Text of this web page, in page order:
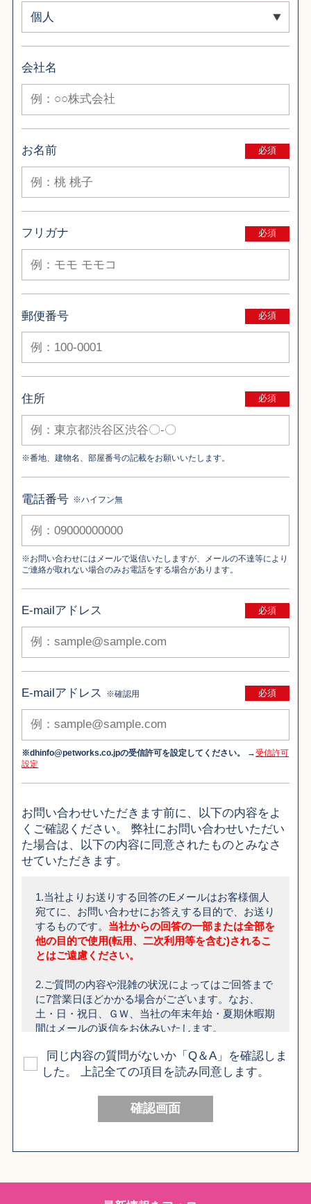
会社名
お名前 必須
フリガナ 必須
郵便番号 必須
住所 必須
※番地、建物名、部屋番号の記載をお願いいたします。
電話番号 ※ハイフン無
※お問い合わせにはメールで返信いたしますが、メールの不達等により
ご連絡が取れない場合のみお電話をする場合があります。
E-mailアドレス 必須
E-mailアドレス ※確認用 必須
※dhinfo@petworks.co.jpの受信許可を設定してください。 →受信許可
設定
お問い合わせいただきます前に、以下の内容をよ
くご確認ください。 弊社にお問い合わせいただい
た場合は、以下の内容に同意されたものとみなさ
せていただきます。
1.当社よりお送りする回答のEメールはお客様個人
宛てに、お問い合わせにお答えする目的で、お送り
するものです。 当社からの回答の一部または全部を
他の目的で使用(転用、二次利用等を含む)されるこ
とはご遠慮ください。
2.ご質問の内容や混雑の状況によってはご回答まで
に7営業日ほどかかる場合がございます。なお、
土・日・祝日、ＧＷ、当社の年末年始・夏期休暇期
間はメールの返信をお休みいたします。
3. 当社からEメールで回答がお届けできない場合
や、ご質問の内容によっては、お電話での確認をさ
4. ご質問内容によっては、お答えできない場合がご
同じ内容の質問がないか「Q＆A」を確認しま
した。 上記全ての項目を読み同意します。
確認画面